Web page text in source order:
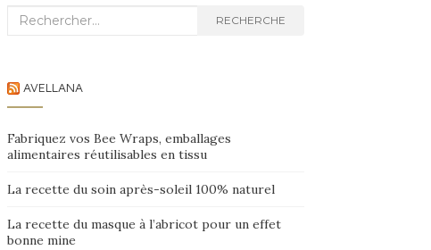
Recherche : RECHERCHE
AVELLANA
Fabriquez vos Bee Wraps, emballages
alimentaires réutilisables en tissu
La recette du soin après-soleil 100% naturel
La recette du masque à l’abricot pour un effet
bonne mine